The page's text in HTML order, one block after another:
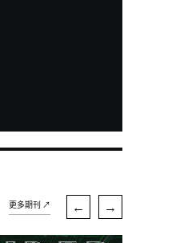
更多期刊 ↗ ← →